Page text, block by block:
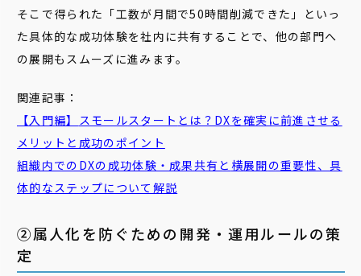
そこで得られた「工数が月間で50時間削減できた」といっ
た具体的な成功体験を社内に共有することで、他の部門へ
の展開もスムーズに進みます。
関連記事：
【入門編】 スモールスタート とは？DXを確実に前進させる
メリットと成功のポイント
組織内でのDXの成功体験・成果共有と 横展開の重要性、具
体的なステップについて解説
②属人化を防ぐための開発・運用ルールの策
定